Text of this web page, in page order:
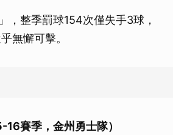
，整季罰球154次僅失手3球，
無懈可擊。
賽季，金州勇士隊）